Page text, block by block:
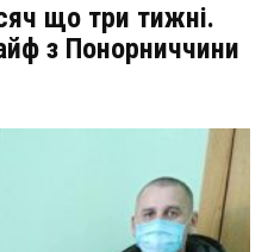
що три тижні.
з Понорниччини